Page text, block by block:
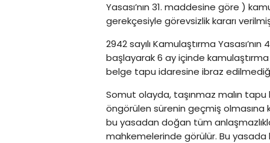
Yasası’nın 31. maddesine göre )
gerekçesiyle görevsizlik kararı
2942 sayılı Kamulaştırma
başlayarak 6 ay içinde
belge tapu idaresine ibraz
Somut olayda, taşınmaz malın tapu
öngörülen sürenin geçmiş olmasına
bu yasadan doğan tüm
mahkemelerinde görülür. Bu yasada